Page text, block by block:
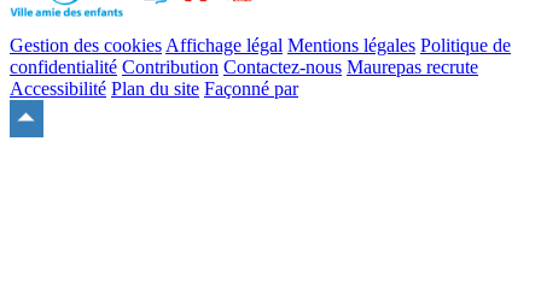
Gestion des cookies Affichage légal Mentions légales Politique de
confidentialité Contribution Contactez-nous Maurepas recrute
Accessibilité Plan du site Façonné par